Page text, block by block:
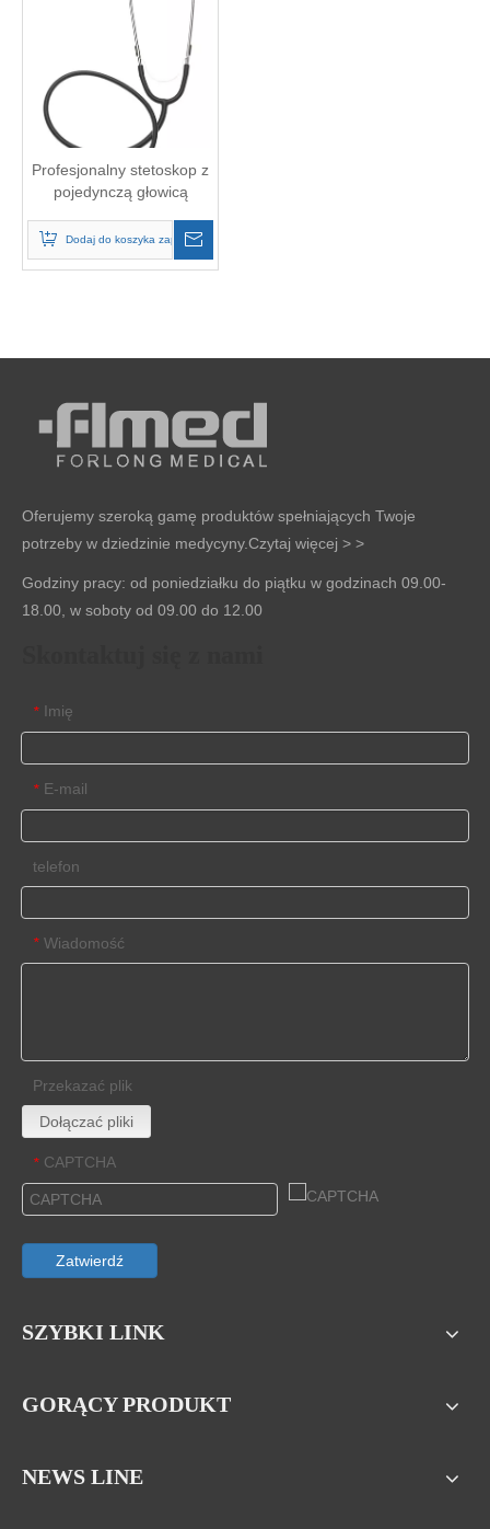
Profesjonalny stetoskop z
pojedynczą głowicą
Dodaj do koszyka zapytań
Oferujemy szeroką gamę produktów spełniających Twoje
potrzeby w dziedzinie medycyny.Czytaj więcej > >
Godziny pracy: od poniedziałku do piątku w godzinach 09.00-
18.00, w soboty od 09.00 do 12.00
* Imię
* E-mail
telefon
* Wiadomość
Przekazać plik
Dołączać pliki
* CAPTCHA
Zatwierdź
SZYBKI LINK
GORĄCY PRODUKT
NEWS LINE